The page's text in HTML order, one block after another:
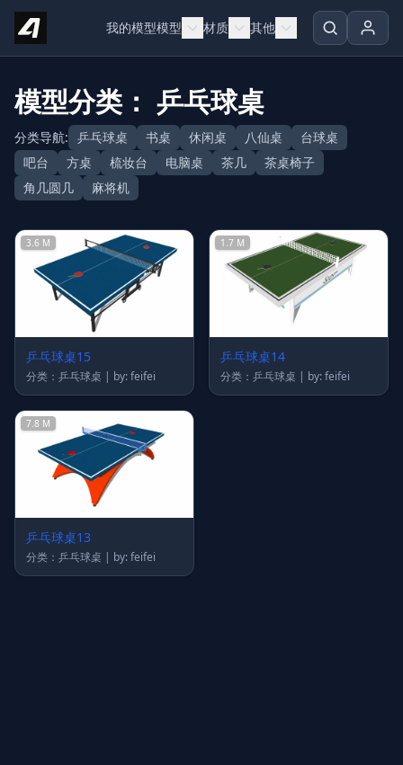
Skip to content
我的模型模型 材质 其他
模型分类： 乒乓球桌
分类导航: 乒乓球桌 书桌 休闲桌 八仙桌
台球桌
吧台
方桌 梳妆台 电脑桌 茶几
茶桌椅子
角几圆几
麻将机
3.6 M
乒乓球桌15
分类：乒乓球桌 | by: feifei
1.7 M
乒乓球桌14
分类：乒乓球桌 | by: feifei
7.8 M
乒乓球桌13
分类：乒乓球桌 | by: feifei